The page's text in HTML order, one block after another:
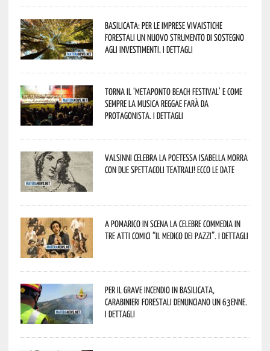
Basilicata: per le imprese vivaistiche
forestali un nuovo strumento di sostegno
agli investimenti. I dettagli
Torna il ‘Metaponto beach festival’ e come
sempre la musica reggae farà da
protagonista. I dettagli
Valsinni celebra la poetessa Isabella Morra
con due spettacoli teatrali! Ecco le date
A Pomarico in scena la celebre commedia in
tre atti comici “Il medico dei pazzi”. I dettagli
Per il grave incendio in Basilicata,
Carabinieri forestali denunciano un 63enne.
I dettagli